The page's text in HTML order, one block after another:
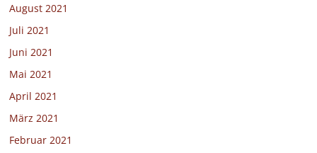
August 2021
Juli 2021
Juni 2021
Mai 2021
April 2021
März 2021
Februar 2021